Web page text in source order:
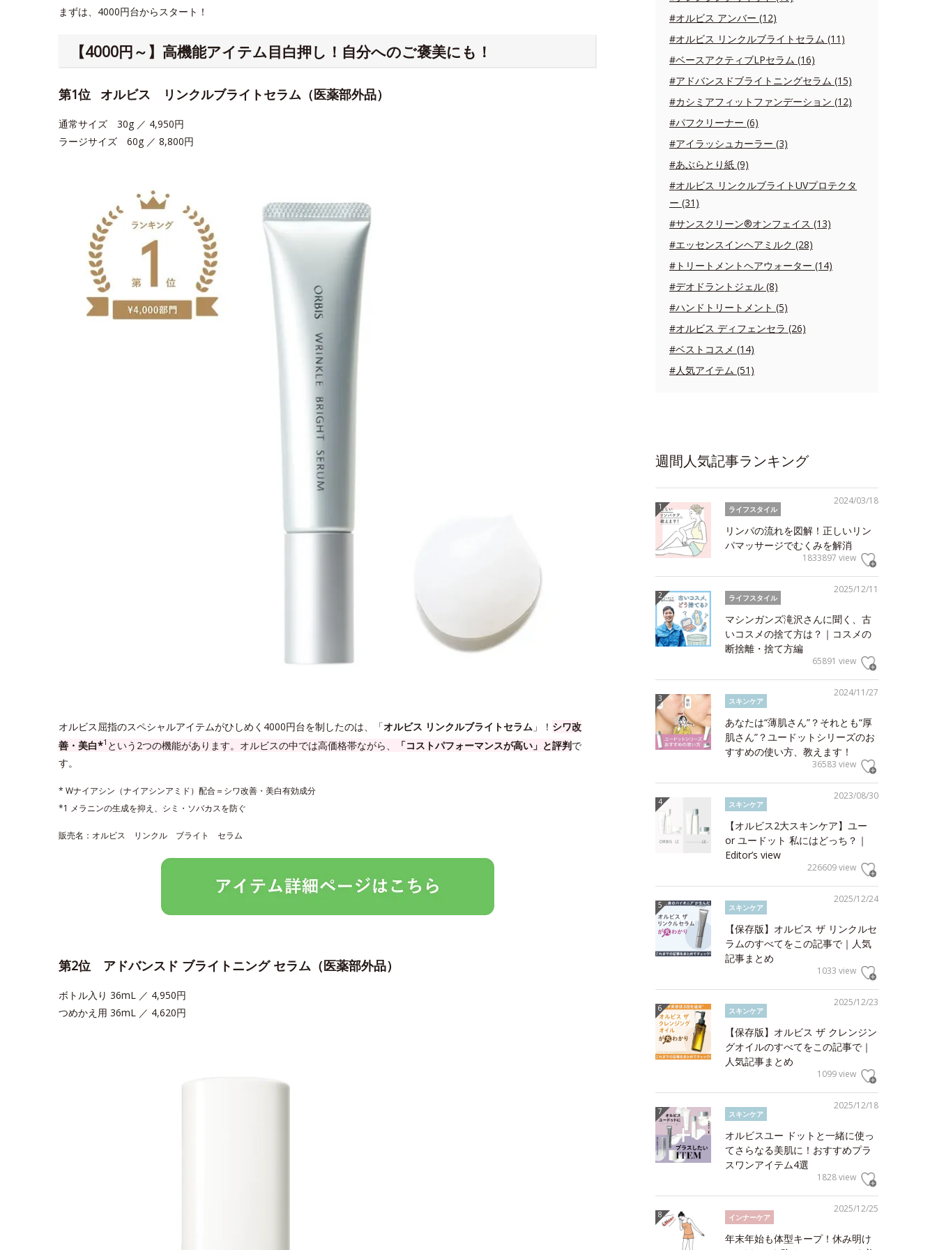
まずは、4000円台からスタート！
【4000円～】高機能アイテム目白押し！自分へのご褒美にも！
第1位 オルビス リンクルブライトセラム（医薬部外品）
通常サイズ 30g ／ 4,950円
ラージサイズ 60g ／ 8,800円
オルビス屈指のスペシャルアイテムがひしめく4000円台を制したのは、「オルビス リンクルブライトセラム 」！ シワ改
善・美白*1 という2つの機能があります。オルビスの中では高価格帯ながら、 「コストパフォーマンスが高い」と評判で
す。
* Wナイアシン（ナイアシンアミド）配合＝シワ改善・美白有効成分
*1 メラニンの生成を抑え、シミ・ソバカスを防ぐ
販売名：オルビス リンクル ブライト セラム
第2位 アドバンスド ブライトニング セラム（医薬部外品）
ボトル入り 36mL ／ 4,950円
つめかえ用 36mL ／ 4,620円
#オルビス アンバー (12)
#オルビス リンクルブライトセラム (11)
#ベースアクティブLPセラム (16)
#アドバンスドブライトニングセラム (15)
#カシミアフィットファンデーション (12)
#パフクリーナー (6)
#アイラッシュカーラー (3)
#あぶらとり紙 (9)
#オルビス リンクルブライトUVプロテクタ
ー (31)
#サンスクリーン®オンフェイス (13)
#エッセンスインヘアミルク (28)
#トリートメントヘアウォーター (14)
#デオドラントジェル (8)
#ハンドトリートメント (5)
#オルビス ディフェンセラ (26)
#ベストコスメ (14)
#人気アイテム (51)
週間人気記事ランキング
2024/03/18
ライフスタイル
リンパの流れを図解！正しいリン
パマッサージでむくみを解消
1833897 view
2025/12/11
ライフスタイル
マシンガンズ滝沢さんに聞く、古
いコスメの捨て方は？｜コスメの
断捨離・捨て方編
65891 view
2024/11/27
スキンケア
あなたは“薄肌さん”？それとも“厚
肌さん”？ユードットシリーズのお
すすめの使い方、教えます！
36583 view
2023/08/30
スキンケア
【オルビス2大スキンケア】ユー
or ユードット 私にはどっち？｜
Editor’s view
226609 view
2025/12/24
スキンケア
【保存版】オルビス ザ リンクルセ
ラムのすべてをこの記事で｜人気
記事まとめ
1033 view
2025/12/23
スキンケア
【保存版】オルビス ザ クレンジン
グオイルのすべてをこの記事で｜
人気記事まとめ
1099 view
2025/12/18
スキンケア
オルビスユー ドットと一緒に使っ
てさらなる美肌に！おすすめプラ
スワンアイテム4選
1828 view
2025/12/25
インナーケア
年末年始も体型キープ！休み明け